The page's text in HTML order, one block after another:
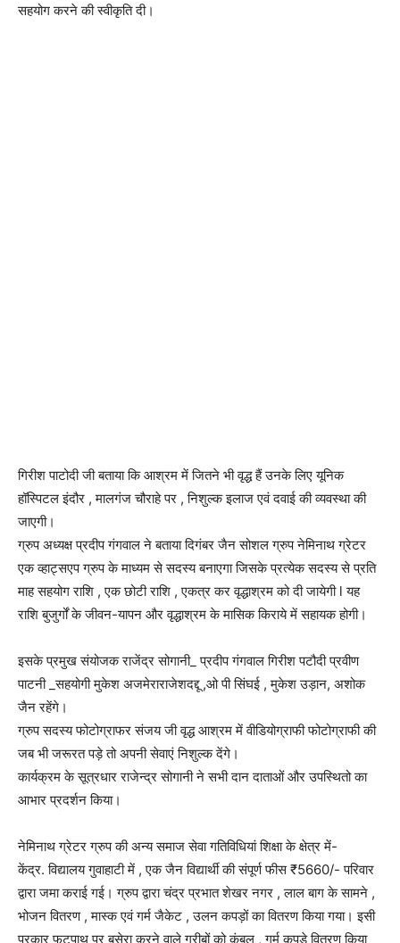
सहयोग करने की स्वीकृति दी।
गिरीश पाटोदी जी बताया कि आश्रम में जितने भी वृद्ध हैं उनके लिए यूनिक
हॉस्पिटल इंदौर , मालगंज चौराहे पर , निशुल्क इलाज एवं दवाई की व्यवस्था की
जाएगी।
ग्रुप अध्यक्ष प्रदीप गंगवाल ने बताया दिगंबर जैन सोशल ग्रुप नेमिनाथ ग्रेटर
एक व्हाट्सएप ग्रुप के माध्यम से सदस्य बनाएगा जिसके प्रत्येक सदस्य से प्रति
माह सहयोग राशि , एक छोटी राशि , एकत्र कर वृद्धाश्रम को दी जायेगी l यह
राशि बुजुर्गों के जीवन-यापन और वृद्धाश्रम के मासिक किराये में सहायक होगी।
इसके प्रमुख संयोजक राजेंद्र सोगानी_ प्रदीप गंगवाल गिरीश पटौदी प्रवीण
पाटनी _सहयोगी मुकेश अजमेराराजेशदद्दू ,ओ पी सिंघई , मुकेश उड़ान, अशोक
जैन रहेंगे।
ग्रुप सदस्य फोटोग्राफर संजय जी वृद्ध आश्रम में वीडियोग्राफी फोटोग्राफी की
जब भी जरूरत पड़े तो अपनी सेवाएं निशुल्क देंगे।
कार्यक्रम के सूत्रधार राजेन्द्र सोगानी ने सभी दान दाताओं और उपस्थितो का
आभार प्रदर्शन किया।
नेमिनाथ ग्रेटर ग्रुप की अन्य समाज सेवा गतिविधियां शिक्षा के क्षेत्र में-
केंद्र. विद्यालय गुवाहाटी में , एक जैन विद्यार्थी की संपूर्ण फीस ₹5660/- परिवार
द्वारा जमा कराई गई। ग्रुप द्वारा चंद्र प्रभात शेखर नगर , लाल बाग के सामने ,
भोजन वितरण , मास्क एवं गर्म जैकेट , उलन कपड़ों का वितरण किया गया। इसी
प्रकार फुटपाथ पर बसेरा करने वाले गरीबों को कंबल , गर्म कपड़े वितरण किया